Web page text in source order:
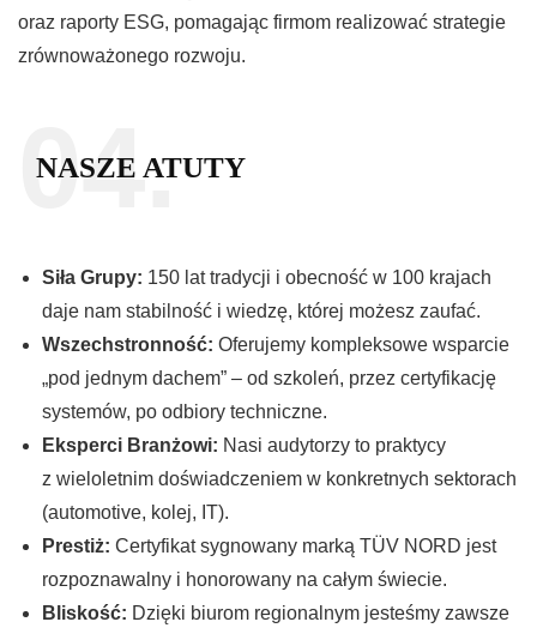
oraz raporty ESG, pomagając firmom realizować strategie
zrównoważonego rozwoju.
04.
NASZE ATUTY
Siła Grupy: 150 lat tradycji i obecność w 100 krajach
daje nam stabilność i wiedzę, której możesz zaufać.
Wszechstronność: Oferujemy kompleksowe wsparcie
„pod jednym dachem” – od szkoleń, przez certyfikację
systemów, po odbiory techniczne.
Eksperci Branżowi: Nasi audytorzy to praktycy
z wieloletnim doświadczeniem w konkretnych sektorach
(automotive, kolej, IT).
Prestiż: Certyfikat sygnowany marką TÜV NORD jest
rozpoznawalny i honorowany na całym świecie.
Bliskość: Dzięki biurom regionalnym jesteśmy zawsze